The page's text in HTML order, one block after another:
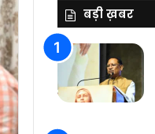
बड़ी ख़बर